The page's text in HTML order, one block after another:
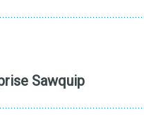
Sawquip